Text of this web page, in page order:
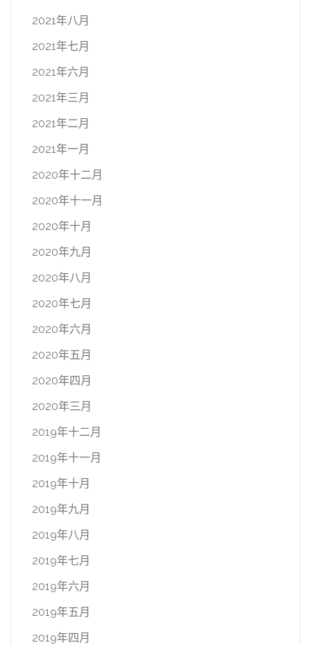
2021年八月
2021年七月
2021年六月
2021年三月
2021年二月
2021年一月
2020年十二月
2020年十一月
2020年十月
2020年九月
2020年八月
2020年七月
2020年六月
2020年五月
2020年四月
2020年三月
2019年十二月
2019年十一月
2019年十月
2019年九月
2019年八月
2019年七月
2019年六月
2019年五月
2019年四月